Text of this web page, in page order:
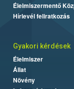
Élelmiszermentő
Hírlevél feliratkozás
Gyakori kérdések
Élelmiszer
Állat
Növény